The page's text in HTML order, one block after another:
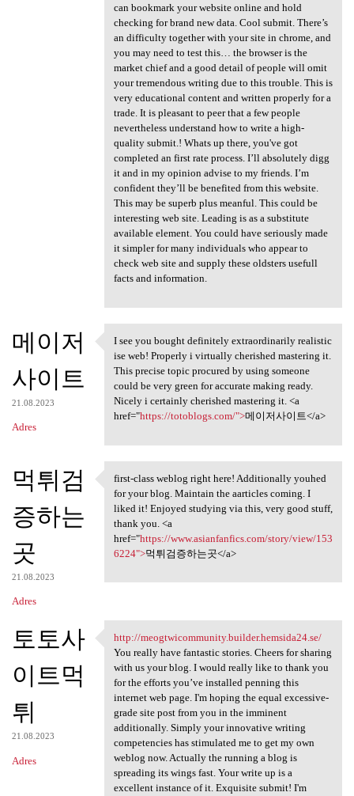
can bookmark your website online and hold
checking for brand new data. Cool submit. There’s
an difficulty together with your site in chrome, and
you may need to test this… the browser is the
market chief and a good detail of people will omit
your tremendous writing due to this trouble. This is
very educational content and written properly for a
trade. It is pleasant to peer that a few people
nevertheless understand how to write a high-
quality submit.! Whats up there, you've got
completed an first rate process. I’ll absolutely digg
it and in my opinion advise to my friends. I’m
confident they’ll be benefited from this website.
This may be superb plus meanful. This could be
interesting web site. Leading is as a substitute
available element. You could have seriously made
it simpler for many individuals who appear to
check web site and supply these oldsters usefull
facts and information.
메이저
사이트
21.08.2023
Adres
I see you bought definitely
I see you bought definitely extraordinarily realistic
ise web! Properly i virtually cherished mastering it.
This precise topic procured by using someone
could be very green for accurate making ready.
Nicely i certainly cherished mastering it. <a
href="https://totoblogs.com/">메이저사이트</a>
먹튀검
증하는
곳
21.08.2023
Adres
first-class weblog right here
first-class weblog right here! Additionally youhed
for your blog. Maintain the aarticles coming. I
liked it! Enjoyed studying via this, very good stuff,
thank you. <a
href="https://www.asianfanfics.com/story/view/153
6224">먹튀검증하는곳</a>
토토사
이트먹
튀
21.08.2023
Adres
http://meogtwicommunity
http://meogtwicommunity.builder.hemsida24.se/
You really have fantastic stories. Cheers for sharing
with us your blog. I would really like to thank you
for the efforts you’ve installed penning this
internet web page. I'm hoping the equal excessive-
grade site post from you in the imminent
additionally. Simply your innovative writing
competencies has stimulated me to get my own
weblog now. Actually the running a blog is
spreading its wings fast. Your write up is a
excellent instance of it. Exquisite submit! I'm